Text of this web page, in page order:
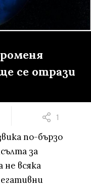
се отрази
1
по-бързо
за
не всяка